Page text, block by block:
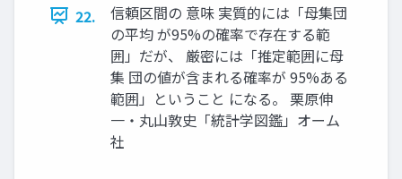
22.
信頼区間の 意味 実質的には「母集団
の平均 が95%の確率で存在する範
囲」だが、 厳密には「推定範囲に母
集 団の値が含まれる確率が 95%ある
範囲」ということ になる。 栗原伸
一・丸山敦史「統計学図鑑」オーム
社